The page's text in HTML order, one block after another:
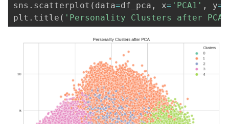
sns . scatterplot ( data=df_pca , x= 'PCA1' , y=
plt . title ( 'Personality Clusters after PCA'